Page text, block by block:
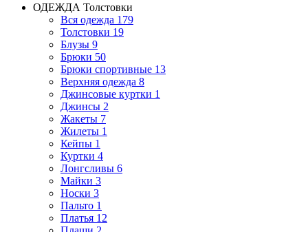
ОДЕЖДА Толстовки
Вся одежда 179
Толстовки 19
Блузы 9
Брюки 50
Брюки спортивные 13
Верхняя одежда 8
Джинсовые куртки 1
Джинсы 2
Жакеты 7
Жилеты 1
Кейпы 1
Куртки 4
Лонгсливы 6
Майки 3
Носки 3
Пальто 1
Платья 12